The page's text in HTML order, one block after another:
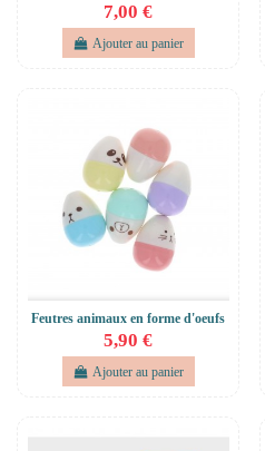
7,00 €
Ajouter au panier
Feutres animaux en forme d'oeufs
5,90 €
Ajouter au panier